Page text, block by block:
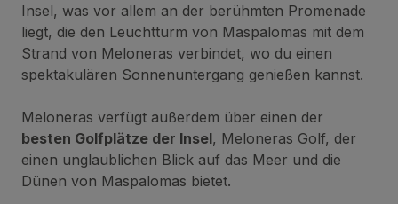
Insel, was vor allem an der berühmten Promenade
liegt, die den Leuchtturm von Maspalomas mit dem
Strand von Meloneras verbindet, wo du einen
spektakulären Sonnenuntergang genießen kannst.
Meloneras verfügt außerdem über einen der
besten Golfplätze der Insel, Meloneras Golf, der
einen unglaublichen Blick auf das Meer und die
Dünen von Maspalomas bietet.